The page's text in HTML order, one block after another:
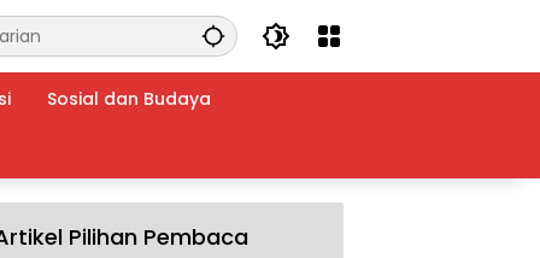
Sosial dan Budaya
Pilihan Pembaca